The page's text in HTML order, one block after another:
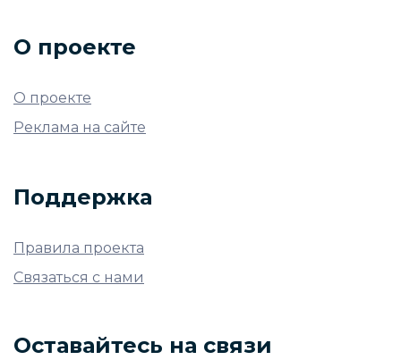
О проекте
О проекте
Реклама на сайте
Поддержка
Правила проекта
Связаться с нами
Оставайтесь на связи